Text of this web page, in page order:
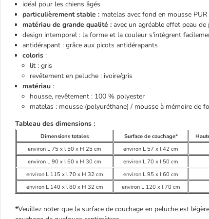
idéal pour les chiens âgés
particulièrement stable : matelas avec fond en mousse
matériau de grande qualité : avec un agréable effet peau de
design intemporel : la forme et la couleur s'intègrent
antidérapant : grâce aux picots antidérapants
coloris :
lit : gris
revêtement en peluche : ivoire/gris
matériau :
housse, revêtement : 100 % polyester
matelas : mousse (polyuréthane) / mousse à mémoire de
Tableau des dimensions :
Dimensions totales Surface de couchage*
environ L 75 x l 50 x H 25 cm
environ L 57 x l 42 cm
environ L 90 x l 60 x H 30 cm
environ L 70 x l 50 cm
environ L 115 x l 70 x H 32 cm
environ L 95 x l 60 cm
environ L 140 x l 80 x H 32 cm
environ L 120 x l 70 cm
*Veuillez noter que la surface de couchage en peluche est